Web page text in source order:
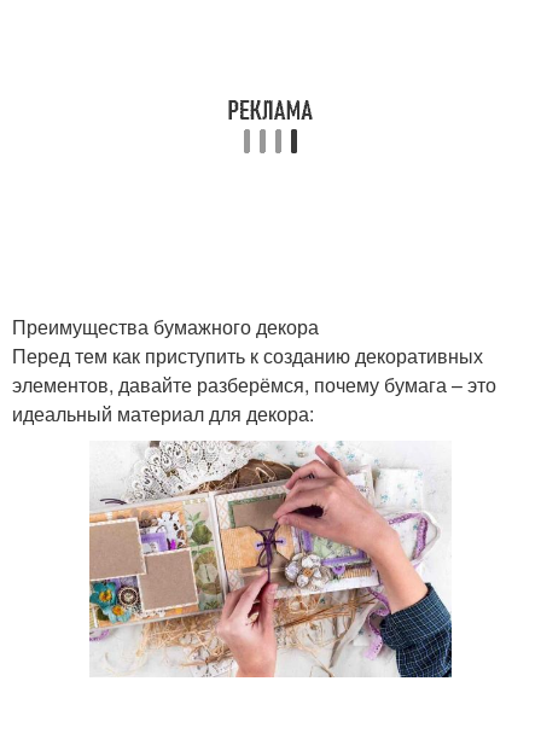
Преимущества бумажного декора
Перед тем как приступить к созданию декоративных
элементов, давайте разберёмся, почему бумага – это
идеальный материал для декора: